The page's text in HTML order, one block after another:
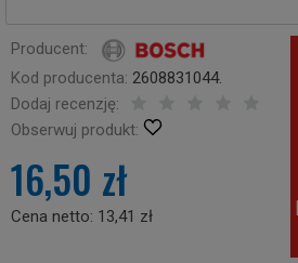
Producent:
Kod producenta: 2608831044.
Dodaj recenzję:
Obserwuj produkt:
16,50 zł
Cena netto: 13,41 zł